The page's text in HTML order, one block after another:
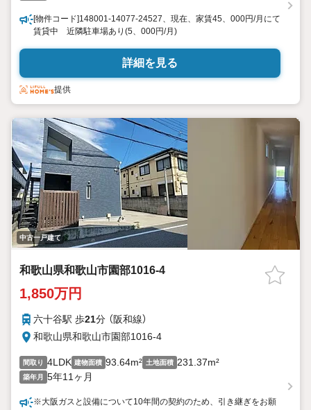
[物件コード]148001-14077-24527、現在、家賃45、000円/月にて
賃貸中 近隣駐車場あり(5、000円/月)
詳細を見る
提供
中古一戸建て
和歌山県和歌山市園部1016-4
1,850万円
六十谷駅 歩21分 （阪和線）
和歌山県和歌山市園部1016-4
間取り 4LDK 建物面積 93.64m² 土地面積 231.37m²
築年月 5年11ヶ月
※大阪ガスと設備について10年間の契約のため、引き継ぎをお願